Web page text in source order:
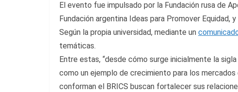
El evento fue impulsado por la Fundación rusa de
Fundación argentina Ideas para Promover Equidad,
Según la propia universidad, mediante un
temáticas.
Entre estas, “desde cómo surge inicialmente la
como un ejemplo de crecimiento para los
conforman el BRICS buscan fortalecer sus